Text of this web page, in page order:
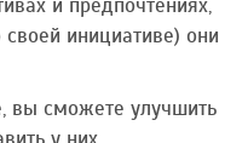
инициативе) они
вы сможете улучшить